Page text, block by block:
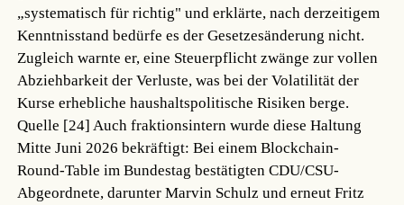
„systematisch für richtig" und erklärte, nach derzeitigem
Kenntnisstand bedürfe es der Gesetzesänderung nicht.
Zugleich warnte er, eine Steuerpflicht zwänge zur vollen
Abziehbarkeit der Verluste, was bei der Volatilität der
Kurse erhebliche haushaltspolitische Risiken berge.
Quelle [24] Auch fraktionsintern wurde diese Haltung
Mitte Juni 2026 bekräftigt: Bei einem Blockchain-
Round-Table im Bundestag bestätigten CDU/CSU-
Abgeordnete, darunter Marvin Schulz und erneut Fritz